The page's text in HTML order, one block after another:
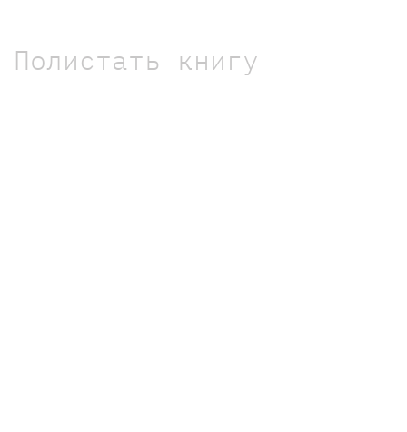
Полистать книгу